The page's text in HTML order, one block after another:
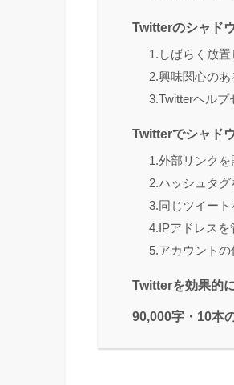
Twitterのシャド
1.しばらく放置
2.興味関心の
3.Twitterヘルプ
Twitterでシャド
1.外部リンク
2.ハッシュタ
3.同じツイー
4.IPアドレスを
5.アカウント
Twitterを効果的
90,000字・10本